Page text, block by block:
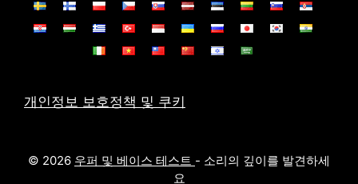
개인정보 보호정책 및 쿠키
© 2026 우퍼 및 베이스 테스트 - 소리의 깊이를 발견하세
요